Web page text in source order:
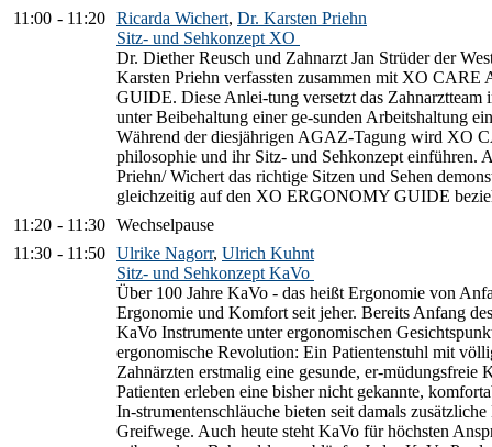
11:00 - 11:20 Ricarda Wichert, Dr. Karsten Priehn
Sitz- und Sehkonzept XO
Dr. Diether Reusch und Zahnarzt Jan Strüder der
Karsten Priehn verfassten zusammen mit XO
GUIDE. Diese Anlei-tung versetzt das Zahnarztteam
unter Beibehaltung einer ge-sunden Arbeitshaltung
Während der diesjährigen AGAZ-Tagung wird XO
philosophie und ihr Sitz- und Sehkonzept einführen.
Priehn/ Wichert das richtige Sitzen und Sehen
gleichzeitig auf den XO ERGONOMY GUIDE
11:20 - 11:30 Wechselpause
11:30 - 11:50 Ulrike Nagorr, Ulrich Kuhnt
Sitz- und Sehkonzept KaVo
Über 100 Jahre KaVo - das heißt Ergonomie von
Ergonomie und Komfort seit jeher. Bereits Anfang
KaVo Instrumente unter ergonomischen
ergonomische Revolution: Ein Patientenstuhl mit
Zahnärzten erstmalig eine gesunde, er-müdungsfreie
Patienten erleben eine bisher nicht gekannte,
In-strumentenschläuche bieten seit damals
Greifwege. Auch heute steht KaVo für höchsten